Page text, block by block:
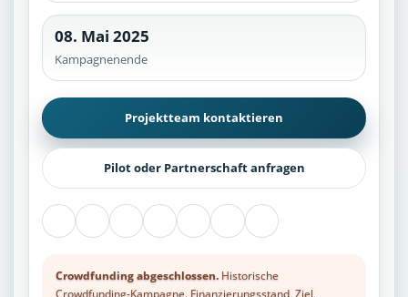
08. Mai 2025
Kampagnenende
Projektteam kontaktieren
Pilot oder Partnerschaft anfragen
Crowdfunding abgeschlossen.Historische
Crowdfunding-Kampagne. Finanzierungsstand, Ziel,